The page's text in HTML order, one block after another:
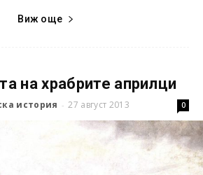
Виж още
на храбрите априлци
история - 27 август 2013 0